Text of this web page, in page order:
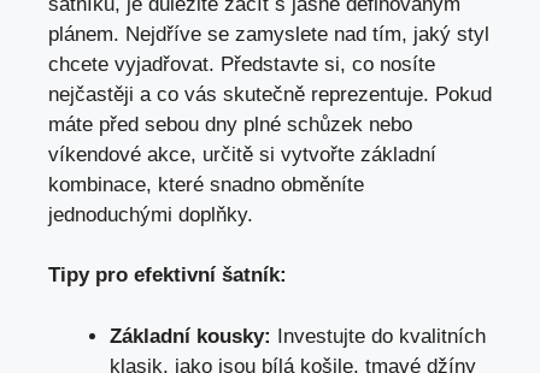
plánem. Nejdříve se zamyslete nad tím, jaký styl
chcete vyjadřovat. Představte si, co nosíte
nejčastěji a co vás skutečně reprezentuje. Pokud
máte před sebou dny plné schůzek nebo
víkendové akce, určitě si vytvořte základní
kombinace, které snadno obměníte
jednoduchými doplňky.
Tipy pro efektivní šatník:
Základní kousky: Investujte do kvalitních
klasik, jako jsou bílá košile, tmavé džíny